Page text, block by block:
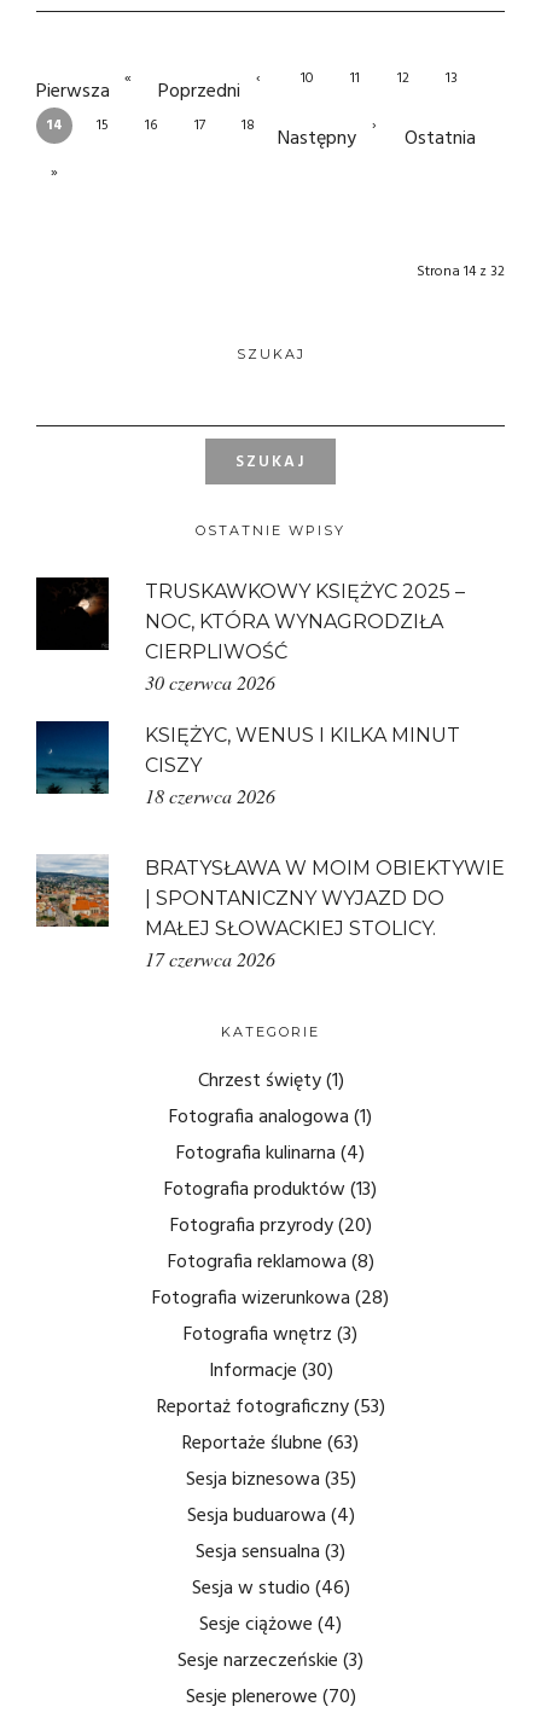
Pierwsza « Poprzedni ‹ 10 11 12
13
14
15 16 17 18 Następny › Ostatnia
»
Strona 14 z 32
SZUKAJ
OSTATNIE WPISY
TRUSKAWKOWY KSIĘŻYC 2025 –
NOC, KTÓRA WYNAGRODZIŁA
CIERPLIWOŚĆ
30 czerwca 2026
KSIĘŻYC, WENUS I KILKA MINUT
CISZY
18 czerwca 2026
BRATYSŁAWA W MOIM OBIEKTYWIE
| SPONTANICZNY WYJAZD DO
MAŁEJ SŁOWACKIEJ STOLICY.
17 czerwca 2026
KATEGORIE
Chrzest święty(1)
Fotografia analogowa(1)
Fotografia kulinarna(4)
Fotografia produktów(13)
Fotografia przyrody(20)
Fotografia reklamowa(8)
Fotografia wizerunkowa(28)
Fotografia wnętrz(3)
Informacje(30)
Reportaż fotograficzny(53)
Reportaże ślubne(63)
Sesja biznesowa(35)
Sesja buduarowa(4)
Sesja sensualna(3)
Sesja w studio(46)
Sesje ciążowe(4)
Sesje narzeczeńskie(3)
Sesje plenerowe(70)